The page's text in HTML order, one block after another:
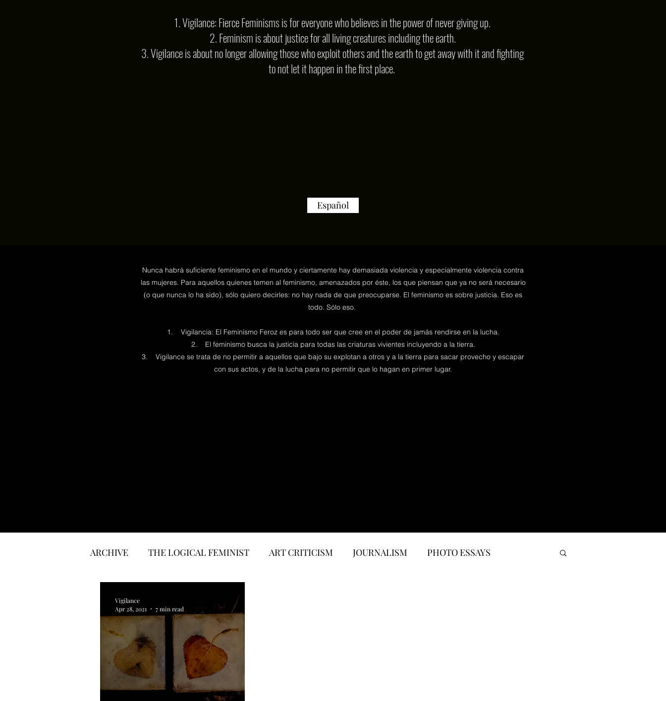
1. Vigilance: Fierce Feminisms is for everyone who believes in the power of never giving up.
2. Feminism is about justice for all living creatures including the earth.
3. Vigilance is about no longer allowing those who exploit others and the earth to get away with it and fighting
to not let it happen in the first place.
Español
Nunca habrá suficiente feminismo en el mundo y ciertamente hay demasiada violencia y especialmente violencia contra
las mujeres. Para aquellos quienes temen al feminismo, amenazados por éste, los que piensan que ya no será necesario
(o que nunca lo ha sido), sólo quiero decirles: no hay nada de que preocuparse. El feminismo es sobre justicia. Eso es
todo. Sólo eso.
1. Vigilancia: El Feminismo Feroz es para todo ser que cree en el poder de jamás rendirse en la lucha.
2. El feminismo busca la justicia para todas las criaturas vivientes incluyendo a la tierra.
3. Vigilance se trata de no permitir a aquellos que bajo su explotan a otros y a la tierra para sacar provecho y escapar
con sus actos, y de la lucha para no permitir que lo hagan en primer lugar.
ARCHIVE THE LOGICAL FEMINIST ART CRITICISM JOURNALISM PHOTO ESSAYS
Vigilance
Apr 28, 2021
7 min read